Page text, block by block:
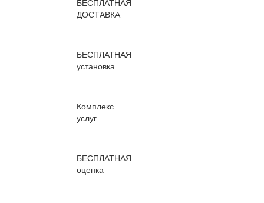
БЕСПЛАТНАЯ
ДОСТАВКА
БЕСПЛАТНАЯ
установка
Комплекс
услуг
БЕСПЛАТНАЯ
оценка